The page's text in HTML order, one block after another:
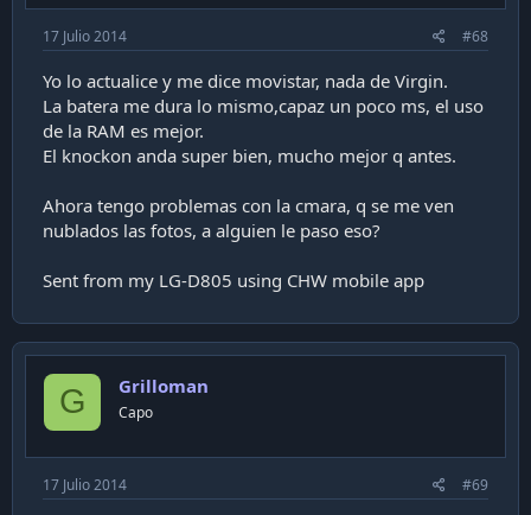
17 Julio 2014 #68
Yo lo actualice y me dice movistar, nada de Virgin.
La batera me dura lo mismo,capaz un poco ms, el uso
de la RAM es mejor.
El knockon anda super bien, mucho mejor q antes.
Ahora tengo problemas con la cmara, q se me ven
nublados las fotos, a alguien le paso eso?
Sent from my LG-D805 using CHW mobile app
G Grilloman
Capo
17 Julio 2014 #69